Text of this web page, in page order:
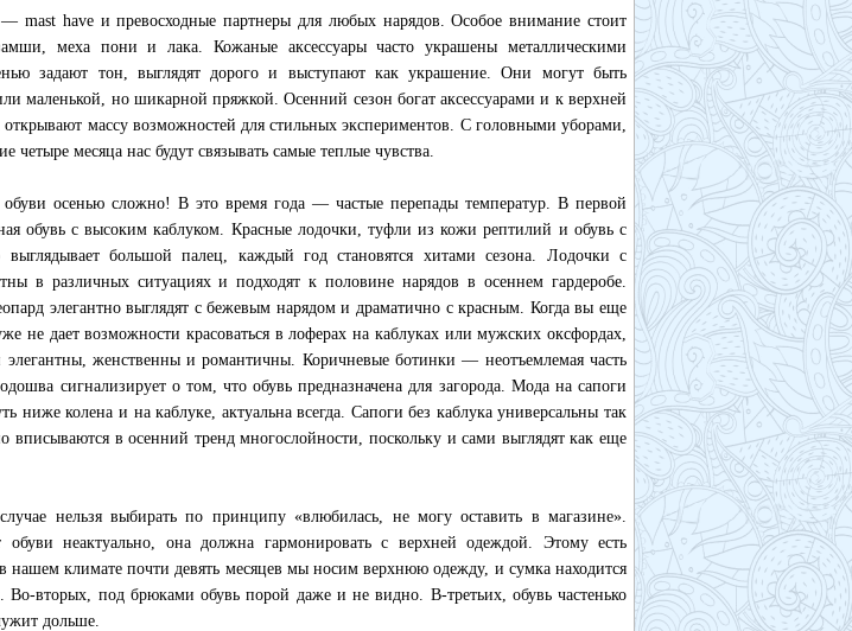
mast have и превосходные партнеры для любых нарядов. Особое внимание стоит
меха пони и лака. Кожаные аксессуары часто украшены металлическими
задают тон, выглядят дорого и выступают как украшение. Они могут быть
маленькой, но шикарной пряжкой. Осенний сезон богат аксессуарами и к верхней
массу возможностей для стильных экспериментов. С головными уборами,
месяца нас будут связывать самые теплые чувства.
осенью сложно! В это время года — частые перепады температур. В первой
обувь с высоким каблуком. Красные лодочки, туфли из кожи рептилий и обувь с
большой палец, каждый год становятся хитами сезона. Лодочки с
в различных ситуациях и подходят к половине нарядов в осеннем гардеробе.
элегантно выглядят с бежевым нарядом и драматично с красным. Когда вы еще
не дает возможности красоваться в лоферах на каблуках или мужских оксфордах,
женственны и романтичны. Коричневые ботинки — неотъемлемая часть
сигнализирует о том, что обувь предназначена для загорода. Мода на сапоги
ниже колена и на каблуке, актуальна всегда. Сапоги без каблука универсальны так
вписываются в осенний тренд многослойности, поскольку и сами выглядят как еще
нельзя выбирать по принципу «влюбилась, не могу оставить в магазине».
неактуально, она должна гармонировать с верхней одеждой. Этому есть
нашем климате почти девять месяцев мы носим верхнюю одежду, и сумка находится
Во-вторых, под брюками обувь порой даже и не видно. В-третьих, обувь частенько
дольше.